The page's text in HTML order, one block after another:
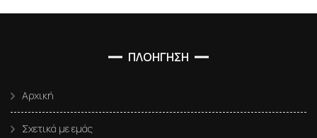
ΠΛΟΗΓΗΣΗ
Αρχική
Σχετικά με εμάς